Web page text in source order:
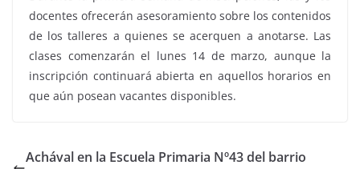
docentes ofrecerán asesoramiento sobre los contenidos
de los talleres a quienes se acerquen a anotarse. Las
clases comenzarán el lunes 14 de marzo, aunque la
inscripción continuará abierta en aquellos horarios en
que aún posean vacantes disponibles.
Achával en la Escuela Primaria Nº43 del barrio